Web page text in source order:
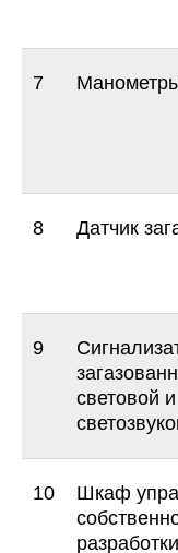
7
8 Датчик
9
световой и
10
Шкаф
разработки
+7 (951)